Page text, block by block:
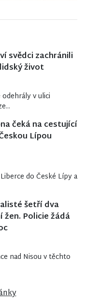
svědci zachránili
život
v ulici
čeká na cestující
Lípou
do České Lípy a
šetří dva
žen. Policie žádá
nad Nisou v těchto